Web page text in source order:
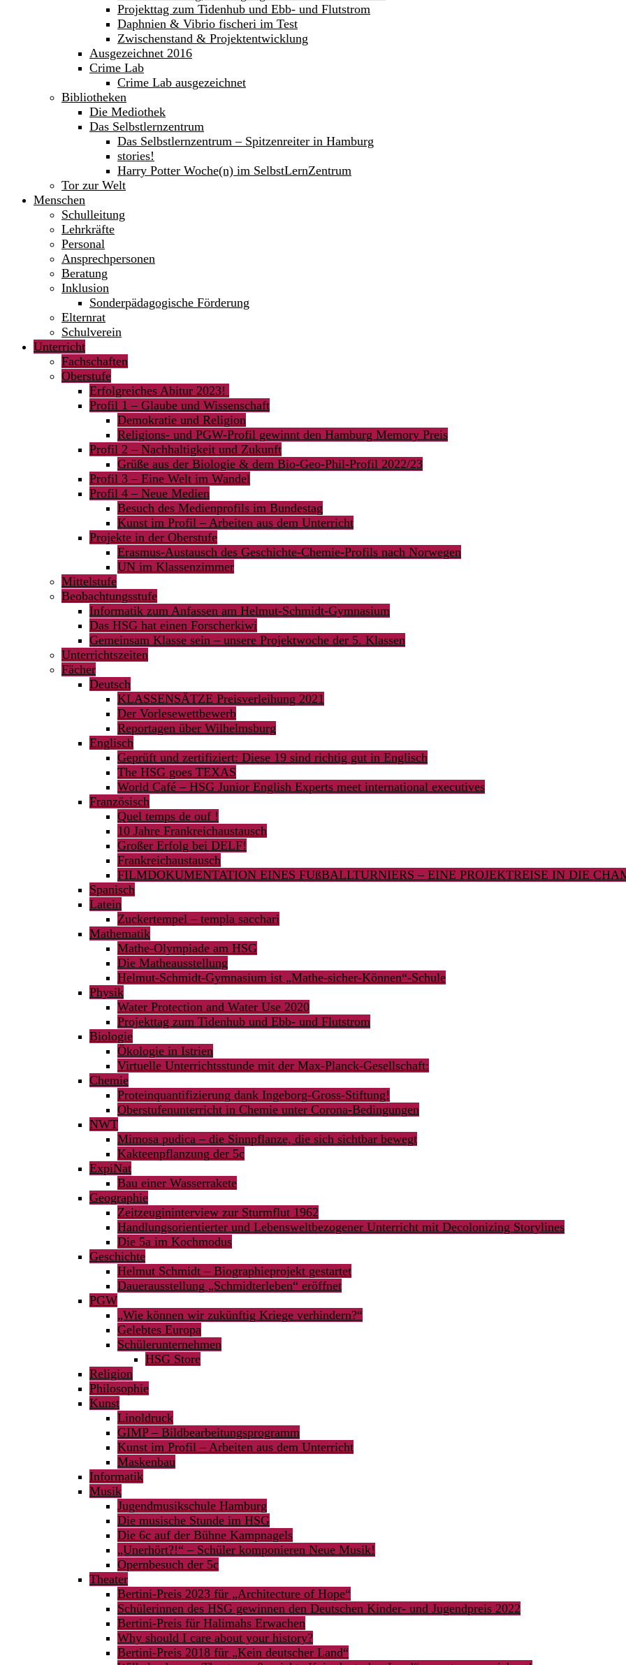
Projekttag zum Tidenhub und Ebb- und Flutstrom
Daphnien & Vibrio fischeri im Test
Zwischenstand & Projektentwicklung
Ausgezeichnet 2016
Crime Lab
Crime Lab ausgezeichnet
Bibliotheken
Die Mediothek
Das Selbstlernzentrum
Das Selbstlernzentrum – Spitzenreiter in Hamburg
stories!
Harry Potter Woche(n) im SelbstLernZentrum
Tor zur Welt
Menschen
Schulleitung
Lehrkräfte
Personal
Ansprechpersonen
Beratung
Inklusion
Sonderpädagogische Förderung
Elternrat
Schulverein
Unterricht
Fachschaften
Oberstufe
Erfolgreiches Abitur 2023!
Profil 1 – Glaube und Wissenschaft
Demokratie und Religion
Religions- und PGW-Profil gewinnt den Hamburg Memory Preis
Profil 2 – Nachhaltigkeit und Zukunft
Grüße aus der Biologie & dem Bio-Geo-Phil-Profil 2022/23
Profil 3 – Eine Welt im Wandel
Profil 4 – Neue Medien
Besuch des Medienprofils im Bundestag
Kunst im Profil – Arbeiten aus dem Unterricht
Projekte in der Oberstufe
Erasmus-Austausch des Geschichte-Chemie-Profils nach Norwegen
UN im Klassenzimmer
Mittelstufe
Beobachtungsstufe
Informatik zum Anfassen am Helmut-Schmidt-Gymnasium
Das HSG hat einen Forscherkiwi
Gemeinsam Klasse sein – unsere Projektwoche der 5. Klassen
Unterrichtszeiten
Fächer
Deutsch
KLASSENSÄTZE Preisverleihung 2021
Der Vorlesewettbewerb
Reportagen über Wilhelmsburg
Englisch
Geprüft und zertifiziert: Diese 19 sind richtig gut in Englisch
The HSG goes TEXAS
World Café – HSG Junior English Experts meet international executives
Französisch
Quel temps de ouf !
10 Jahre Frankreichaustausch
Großer Erfolg bei DELF!
Frankreichaustausch
FILMDOKUMENTATION EINES FUßBALLTURNIERS – EINE PROJEKTREISE IN DIE
Spanisch
Latein
Zuckertempel – templa sacchari
Mathematik
Mathe-Olympiade am HSG
Die Matheausstellung
Helmut-Schmidt-Gymnasium ist „Mathe-sicher-Können“-Schule
Physik
Water Protection and Water Use 2020
Projekttag zum Tidenhub und Ebb- und Flutstrom
Biologie
Ökologie in Istrien
Virtuelle Unterrichtsstunde mit der Max-Planck-Gesellschaft:
Chemie
Proteinquantifizierung dank Ingeborg-Gross-Stiftung!
Oberstufenunterricht in Chemie unter Corona-Bedingungen
NWT
Mimosa pudica – die Sinnpflanze, die sich sichtbar bewegt
Kakteenpflanzung der 5c
ExpiNat
Bau einer Wasserrakete
Geographie
Zeitzeugininterview zur Sturmflut 1962
Handlungsorientierter und Lebensweltbezogener Unterricht mit Decolonizing Storylines
Die 5a im Kochmodus
Geschichte
Helmut Schmidt – Biographieprojekt gestartet
Dauerausstellung „Schmidterleben“ eröffnet
PGW
„Wie können wir zukünftig Kriege verhindern?“
Gelebtes Europa
Schülerunternehmen
HSG Store
Religion
Philosophie
Kunst
Linoldruck
GIMP – Bildbearbeitungsprogramm
Kunst im Profil – Arbeiten aus dem Unterricht
Maskenbau
Informatik
Musik
Jugendmusikschule Hamburg
Die musische Stunde im HSG
Die 6c auf der Bühne Kampnagels
„Unerhört?!“ – Schüler komponieren Neue Musik!
Opernbesuch der 5c
Theater
Bertini-Preis 2023 für „Architecture of Hope“
Schülerinnen des HSG gewinnen den Deutschen Kinder- und Jugendpreis 2022
Bertini-Preis für Halimahs Erwachen
Why should I care about your history?
Bertini-Preis 2018 für „Kein deutscher Land“